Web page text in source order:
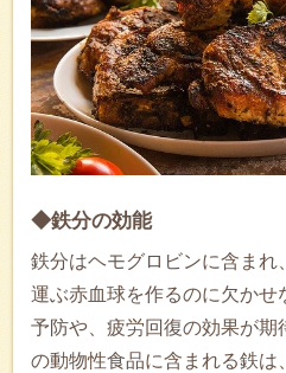
◆鉄分の効能
鉄分はヘモグロビンに含まれ
運ぶ赤血球を作るのに欠かせ
予防や、疲労回復の効果が期
の動物性食品に含まれる鉄は